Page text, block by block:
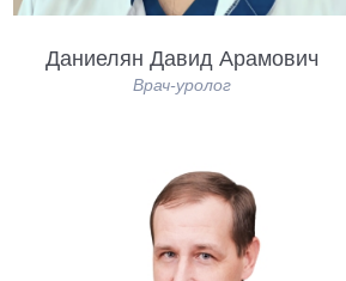
Даниелян Давид Арамович
Врач-уролог